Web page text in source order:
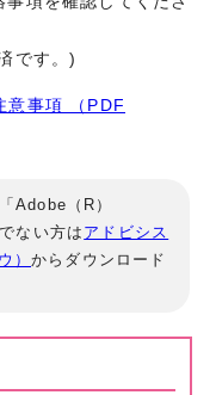
です。)
意事項 （PDF
Adobe（R）
ない方はアドビシス
）からダウンロード